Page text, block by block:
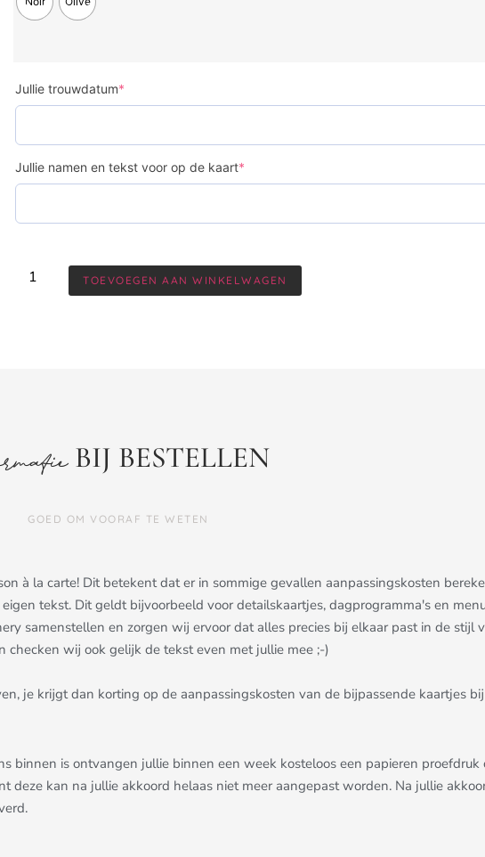
Jullie trouwdatum*
Jullie namen en tekst voor op de kaart*
TOEVOEGEN AAN WINKELWAGEN
BIJ BESTELLEN
GOED OM VOORAF TE WETEN
à la carte! Dit betekent dat er in sommige gevallen aanpassingskosten
tekst. Dit geldt bijvoorbeeld voor detailskaartjes, dagprogramma's en
samenstellen en zorgen wij ervoor dat alles precies bij elkaar past in de stijl
wij ook gelijk de tekst even met jullie mee ;-)
je krijgt dan korting op de aanpassingskosten van de bijpassende kaartjes
binnen is ontvangen jullie binnen een week kosteloos een papieren proefdruk
deze kan na jullie akkoord helaas niet meer aangepast worden. Na jullie